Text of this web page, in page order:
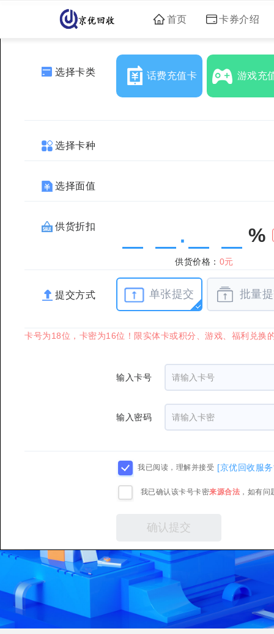
首页 卡券介绍
选择卡类 话费充值卡 游戏充
选择卡种
选择面值
供货折扣 . %
供货价格： 0元
提交方式 单张提交 批量
卡号为18位，卡密为16位！限实体卡或积分、游戏、福利兑换
输入卡号
输入密码
我已阅读，理解并接受 [京优回收服
我已确认该卡号卡密来源合法 ，如有